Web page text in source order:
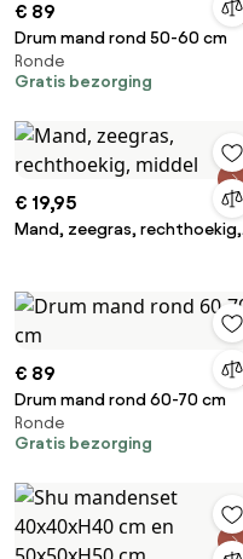
€ 89
Drum mand rond 50-60 cm
Ronde
Gratis bezorging
€ 19,95
Mand, zeegras, rechthoekig,
€ 89
Drum mand rond 60-70 cm
Ronde
Gratis bezorging